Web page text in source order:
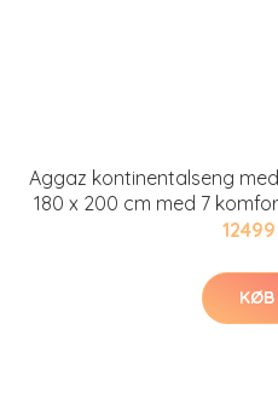
Aggaz kontinentalseng
180 x 200 cm med 7
KØB